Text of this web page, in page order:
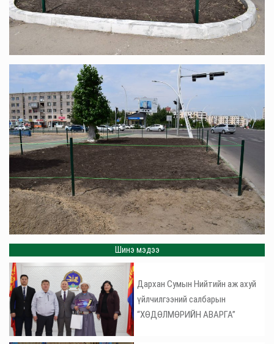
Шинэ мэдээ
Дархан Сумын Нийтийн аж ахуй
үйлчилгээний салбарын
“ХӨДӨЛМӨРИЙН АВАРГА”